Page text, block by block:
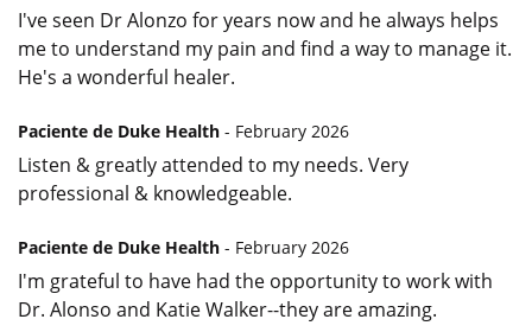
I've seen Dr Alonzo for years now and he always helps
me to understand my pain and find a way to manage it.
He's a wonderful healer.
Paciente de Duke Health - February 2026
Listen & greatly attended to my needs. Very
professional & knowledgeable.
Paciente de Duke Health - February 2026
I'm grateful to have had the opportunity to work with
Dr. Alonso and Katie Walker--they are amazing.